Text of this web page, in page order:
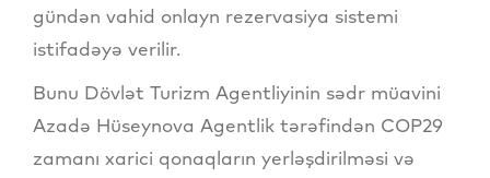
gündən vahid onlayn rezervasiya sistemi
istifadəyə verilir.
Bunu Dövlət Turizm Agentliyinin sədr müavini
Azadə Hüseynova Agentlik tərəfindən COP29
zamanı xarici qonaqların yerləşdirilməsi və